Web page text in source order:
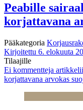
Peabille
korjattavana
Pääkategoria
Kirjoitettu 6. elokuuta
Tilaajille
Ei kommentteja
korjattavana arvokas